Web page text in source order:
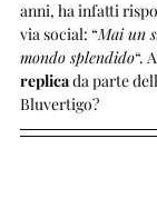
anni, ha infatti
via social: “Mai un
mondo splendido“.
replica da parte
Bluvertigo?